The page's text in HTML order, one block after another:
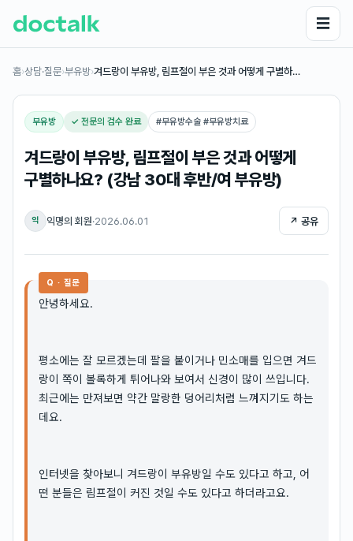
☰
홈›상담·질문›부유방›겨드랑이 부유방, 림프절이 부은 것과 어떻게 구별하…
부유방 ✓ 전문의 검수 완료 #부유방수술 #부유방치료
겨드랑이 부유방, 림프절이 부은 것과 어떻게
구별하나요? (강남 30대 후반/여 부유방)
익 익명의 회원·2026.06.01 ↗ 공유
Q · 질문
안녕하세요.
평소에는 잘 모르겠는데 팔을 붙이거나 민소매를 입으면 겨드
랑이 쪽이 볼록하게 튀어나와 보여서 신경이 많이 쓰입니다.
최근에는 만져보면 약간 말랑한 덩어리처럼 느껴지기도 하는
데요.
인터넷을 찾아보니 겨드랑이 부유방일 수도 있다고 하고, 어
떤 분들은 림프절이 커진 것일 수도 있다고 하더라고요.